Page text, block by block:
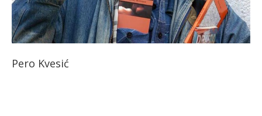
Pero Kvesić